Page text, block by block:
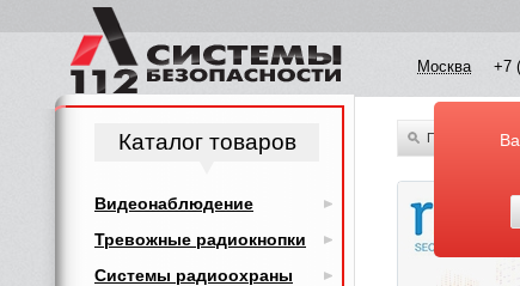
Москва +7
По всему
Каталог товаров
Видеонаблюдение
Тревожные радиокнопки
Системы радиоохраны